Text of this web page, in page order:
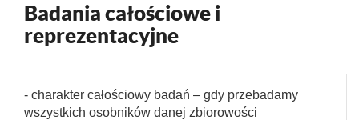
Badania całościowe i
reprezentacyjne
- charakter całościowy badań – gdy przebadamy
wszystkich osobników danej zbiorowości